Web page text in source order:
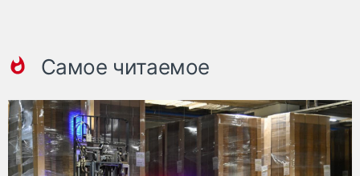
Самое читаемое